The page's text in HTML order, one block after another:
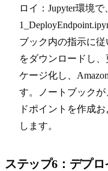
ロイ：Jupyter環境
ブック内の指示に
をダウンロードし
ケージ化し、
す。ノートブックが
ドポイントを作成
します。
ステップ6：デプ